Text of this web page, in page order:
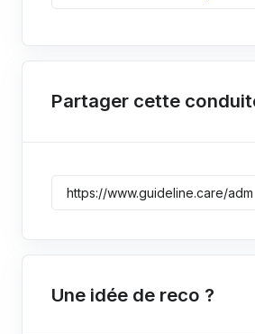
Partager cette
Une idée de reco ?